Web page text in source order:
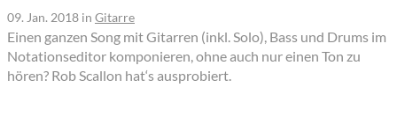
09. Jan. 2018 in Gitarre
Einen ganzen Song mit Gitarren (inkl. Solo), Bass und Drums im
Notationseditor komponieren, ohne auch nur einen Ton zu
hören? Rob Scallon hat‘s ausprobiert.